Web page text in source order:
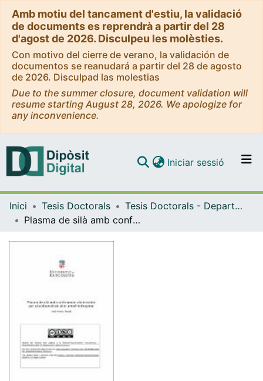
Amb motiu del tancament d'estiu, la validació
de documents es reprendrà a partir del 28
d'agost de 2026. Disculpeu les molèsties.
Con motivo del cierre de verano, la validación de
documentos se reanudará a partir del 28 de agosto
de 2026. Disculpad las molestias
Due to the summer closure, document validation will
resume starting August 28, 2026. We apologize for
any inconvenience.
Navega per tot el DD
Iniciar sessió (current)
Inici Tesis Doctorals
Tesis Doctorals - Departament - Electricitat i Electrònica
Plasma de silà amb confinament electrostàtic per a la obtenció de silici amorf hidrogenat